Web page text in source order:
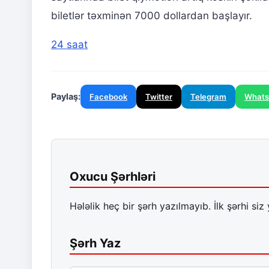
biletlər təxminən 7000 dollardan başlayır.
24 saat
Paylaş: Facebook Twitter Telegram
Oxucu Şərhləri
Hələlik heç bir şərh yazılmayıb. İlk şərhi siz
Şərh Yaz